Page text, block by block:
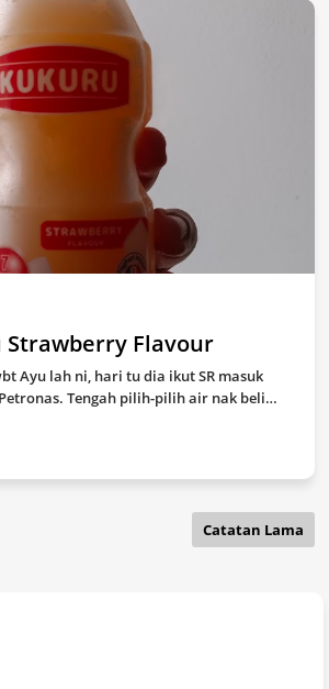
Strawberry Flavour
Ayu lah ni, hari tu dia ikut SR masuk
Tengah pilih-pilih air nak beli…
Catatan Lama